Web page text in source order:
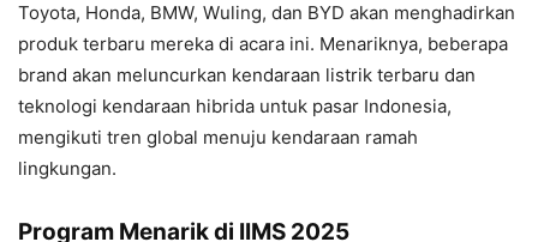
Toyota, Honda, BMW, Wuling, dan BYD akan menghadirkan
produk terbaru mereka di acara ini. Menariknya, beberapa
brand akan meluncurkan kendaraan listrik terbaru dan
teknologi kendaraan hibrida untuk pasar Indonesia,
mengikuti tren global menuju kendaraan ramah
lingkungan.
Program Menarik di IIMS 2025